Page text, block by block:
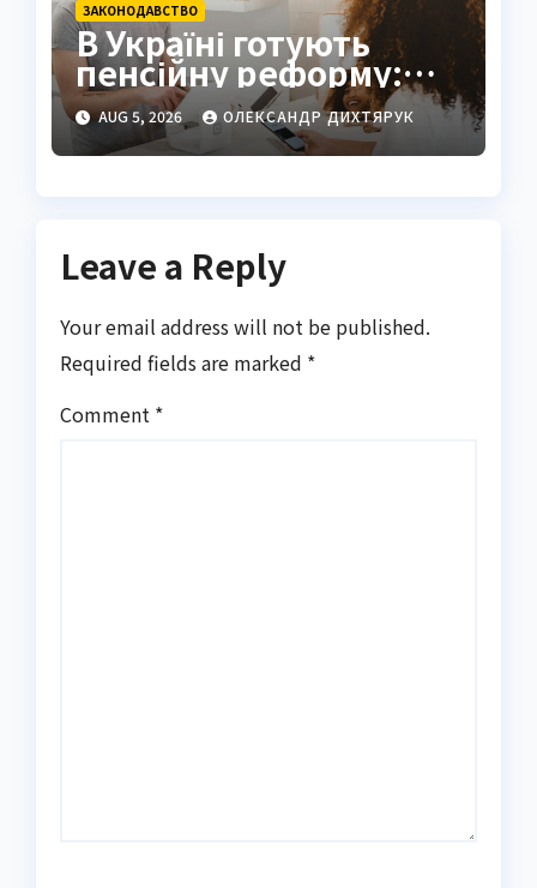
ЗАКОНОДАВСТВО
В Україні готують
пенсійну реформу:
мінімум 6000 грн
AUG 5, 2026 ОЛЕКСАНДР ДИХТЯРУК
Leave a Reply
Your email address will not be published.
Required fields are marked *
Comment *